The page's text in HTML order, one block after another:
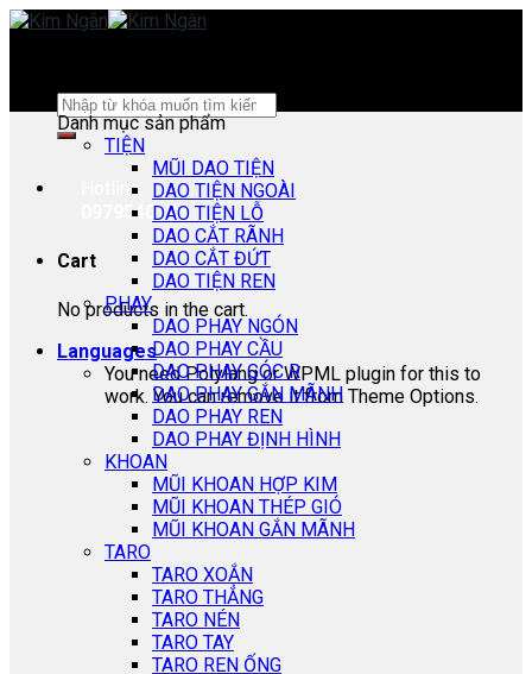
Skip
Search
for:
Hotline:
0979540178
Cart
No products in the cart.
Languages
You need Polylang or WPML plugin for this to
work. You can remove it from Theme Options.
Danh mục sản phẩm
TIỆN
MŨI DAO TIỆN
DAO TIỆN NGOÀI
DAO TIỆN LỖ
DAO CẮT RÃNH
DAO CẮT ĐỨT
DAO TIỆN REN
PHAY
DAO PHAY NGÓN
DAO PHAY CẦU
DAO PHAY GÓC R
DAO PHAY GẮN MÃNH
DAO PHAY REN
DAO PHAY ĐỊNH HÌNH
KHOAN
MŨI KHOAN HỢP KIM
MŨI KHOAN THÉP GIÓ
MŨI KHOAN GẮN MÃNH
TARO
TARO XOẮN
TARO THẲNG
TARO NÉN
TARO TAY
TARO REN ỐNG